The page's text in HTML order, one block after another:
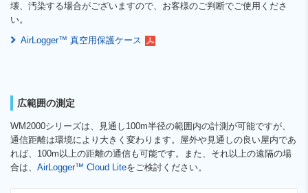
壊、汚染する場合がございますので、お客様のご判断でご使用くださ
い。
AirLogger™ 真空用保護ケース
広範囲の測定
WM2000シリーズは、見通し100m半径の範囲内の計測が可能ですが、
通信距離は環境により大きく変わります。屋外や見通しの良い屋内であ
れば、100m以上の距離の通信も可能です。また、それ以上の遠隔の場
合は、 AirLogger™ Cloud Liteをご検討ください。